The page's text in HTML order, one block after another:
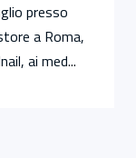
presso
a Roma,
ai med...